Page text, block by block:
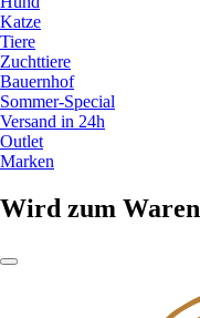
Katze
Tiere
Zuchttiere
Bauernhof
Sommer-Special
Versand in 24h
Outlet
Marken
Wird zum